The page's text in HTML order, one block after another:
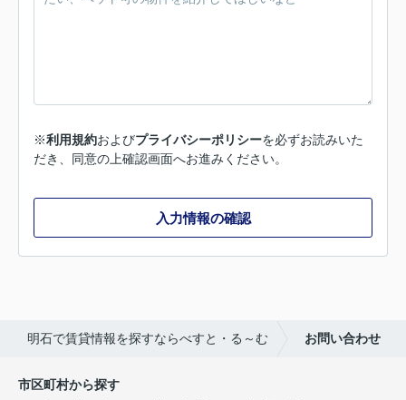
※利用規約およびプライバシーポリシーを必ずお読みいた
だき、同意の上確認画面へお進みください。
入力情報の確認
明石で賃貸情報を探すならべすと・る～む お問い合わせ
市区町村から探す